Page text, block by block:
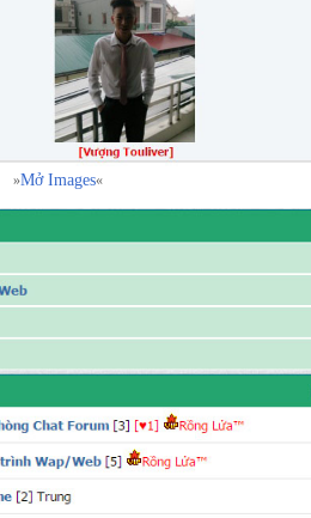
»Mở Images«